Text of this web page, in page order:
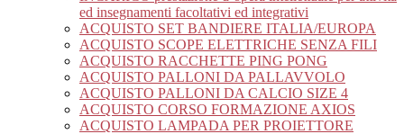
ed insegnamenti facoltativi ed integrativi
ACQUISTO SET BANDIERE ITALIA/EUROPA
ACQUISTO SCOPE ELETTRICHE SENZA FILI
ACQUISTO RACCHETTE PING PONG
ACQUISTO PALLONI DA PALLAVVOLO
ACQUISTO PALLONI DA CALCIO SIZE 4
ACQUISTO CORSO FORMAZIONE AXIOS
ACQUISTO LAMPADA PER PROIETTORE